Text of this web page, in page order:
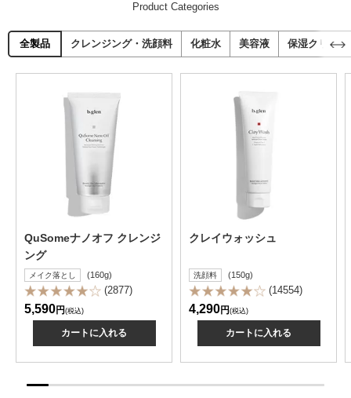
Product Categories
全製品 クレンジング・洗顔料 化粧水 美容液 保湿クリーム
QuSomeナノオフ クレンジ
ング
メイク落とし (160g)
(2877)
5,590円(税込)
カートに入れる
クレイウォッシュ
洗顔料 (150g)
(14554)
4,290円(税込)
カートに入れる